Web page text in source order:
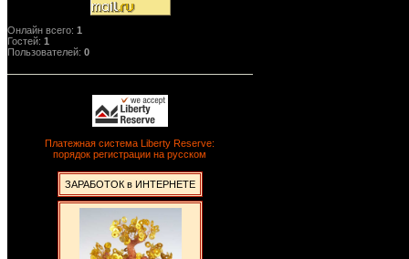
Онлайн всего: 1
Гостей: 1
Пользователей: 0
Платежная система Liberty Reserve:
порядок регистрации на русском
ЗАРАБОТОК в ИНТЕРНЕТЕ